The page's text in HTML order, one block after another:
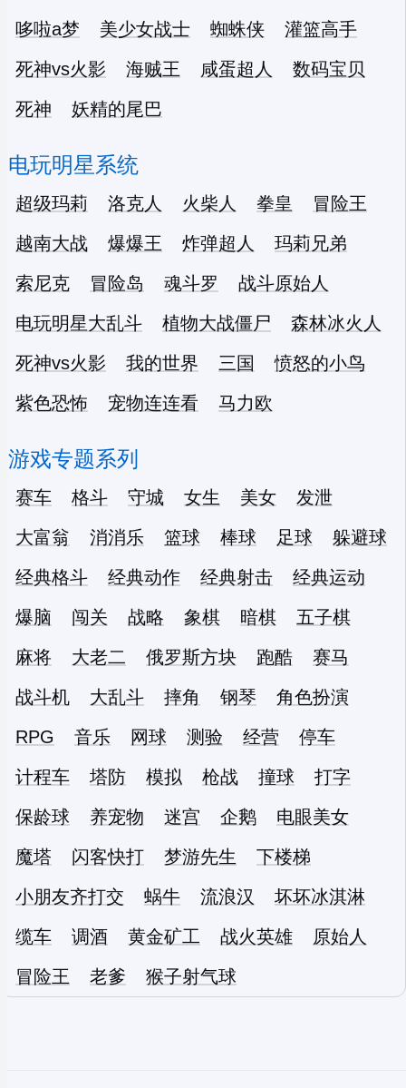
哆啦a梦
美少女战士 蜘蛛侠
灌篮高手
死神vs火影
海贼王 咸蛋超人
数码宝贝
死神
妖精的尾巴
电玩明星系统
超级玛莉 洛克人 火柴人 拳皇
冒险王
越南大战
爆爆王 炸弹超人
玛莉兄弟
索尼克
冒险岛 魂斗罗
战斗原始人
电玩明星大乱斗
植物大战僵尸
森林冰火人
死神vs火影
我的世界 三国
愤怒的小鸟
紫色恐怖
宠物连连看 马力欧
游戏专题系列
赛车 格斗 守城 女生 美女
发泄
大富翁
消消乐 篮球 棒球 足球
躲避球
经典格斗
经典动作 经典射击
经典运动
爆脑
闯关 战略 象棋 暗棋
五子棋
麻将
大老二 俄罗斯方块 跑酷
赛马
战斗机
大乱斗 摔角 钢琴
角色扮演
RPG
音乐 网球 测验 经营
停车
计程车
塔防 模拟 枪战 撞球
打字
保龄球
养宠物 迷宫 企鹅
电眼美女
魔塔
闪客快打 梦游先生
下楼梯
小朋友齐打交
蜗牛 流浪汉
坏坏冰淇淋
缆车
调酒 黄金矿工 战火英雄
原始人
冒险王
老爹 猴子射气球